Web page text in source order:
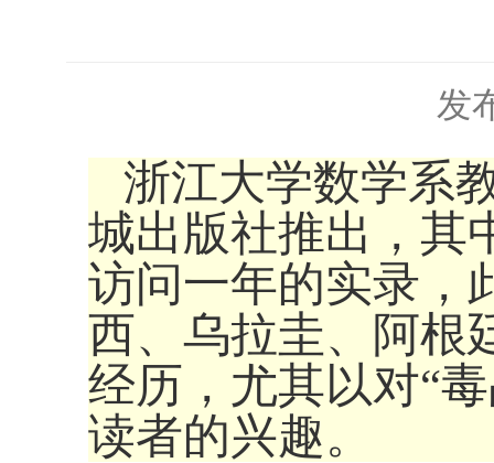
发
浙江大学数学系
城出版社推出，其
访问一年的实录，
西、乌拉圭、阿根
经历，尤其以对“
读者的兴趣。